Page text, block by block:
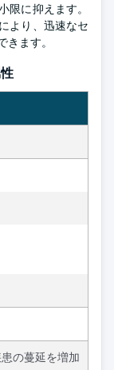
限に抑えます。
より、迅速なセ
ます。
の蔓延を増加